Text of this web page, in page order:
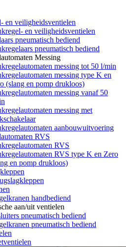
en veiligheidsventielen
en veiligheidsventielen
pneumatisch bediend
pneumatisch bediend
Messing
messing tot 50 l/min
messing type K en
(slang en pomp drukloos)
messing vanaf 50
messing met
aanbouwuitvoering
RVS
RVS
RVS type K en Zero
en pomp drukloos)
handbediend
aan/uit ventielen
pneumatisch bediend
pneumatisch bediend